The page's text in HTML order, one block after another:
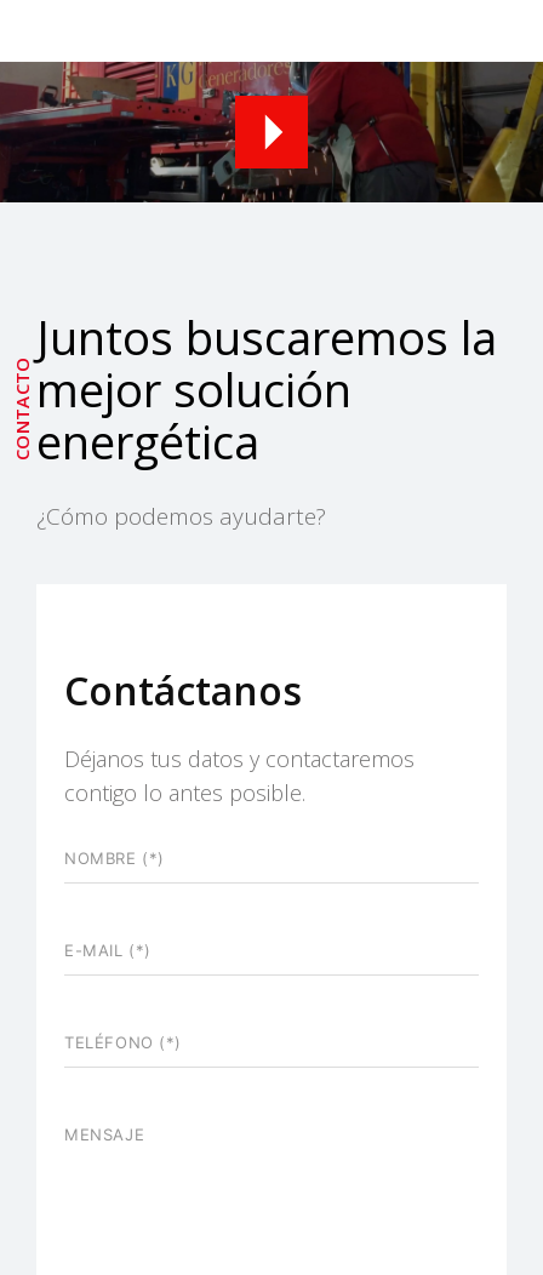
CONTACTO
Juntos buscaremos la
mejor solución
energética
¿Cómo podemos ayudarte?
Contáctanos
Déjanos tus datos y contactaremos
contigo lo antes posible.